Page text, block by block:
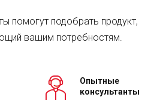
помогут подобрать продукт,
вашим потребностям.
Опытные
консультанты